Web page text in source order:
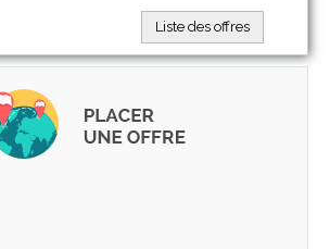
Liste des offres